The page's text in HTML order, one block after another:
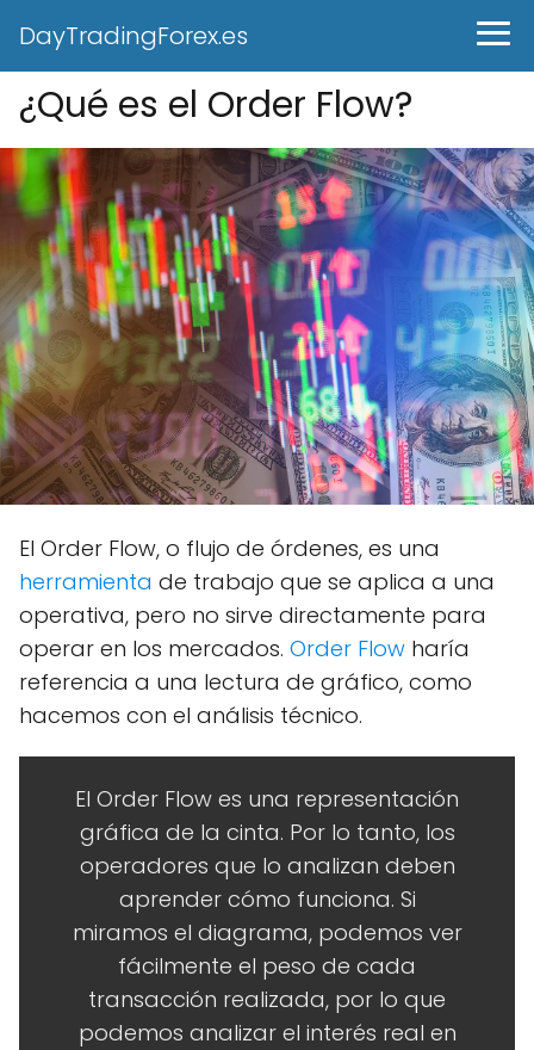
DayTradingForex.es
¿Qué es el Order Flow?
El Order Flow, o flujo de órdenes, es una
herramienta de trabajo que se aplica a una
operativa, pero no sirve directamente para
operar en los mercados. Order Flow haría
referencia a una lectura de gráfico, como
hacemos con el análisis técnico.
El Order Flow es una representación
gráfica de la cinta. Por lo tanto, los
operadores que lo analizan deben
aprender cómo funciona. Si
miramos el diagrama, podemos ver
fácilmente el peso de cada
transacción realizada, por lo que
podemos analizar el interés real en